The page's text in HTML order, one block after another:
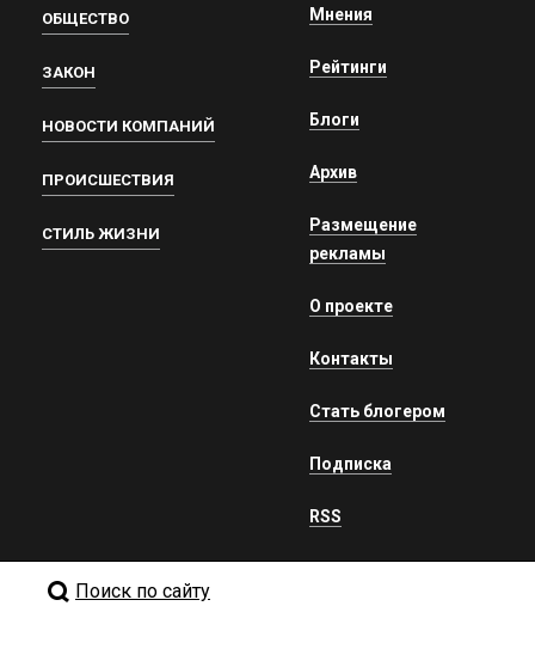
ОБЩЕСТВО
ЗАКОН
НОВОСТИ КОМПАНИЙ
ПРОИСШЕСТВИЯ
СТИЛЬ ЖИЗНИ
Мнения
Рейтинги
Блоги
Архив
Размещение
рекламы
О проекте
Контакты
Стать блогером
Подписка
RSS
Поиск по сайту